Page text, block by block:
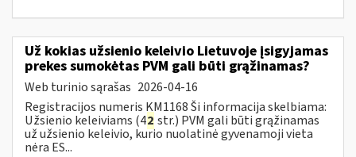
Už kokias užsienio keleivio Lietuvoje įsigyjamas
prekes sumokėtas PVM gali būti grąžinamas?
Web turinio sąrašas 2026-04-16
Registracijos numeris KM1168 Ši informacija skelbiama:
Užsienio keleiviams (42 str.) PVM gali būti grąžinamas
už užsienio keleivio, kurio nuolatinė gyvenamoji vieta
nėra ES...